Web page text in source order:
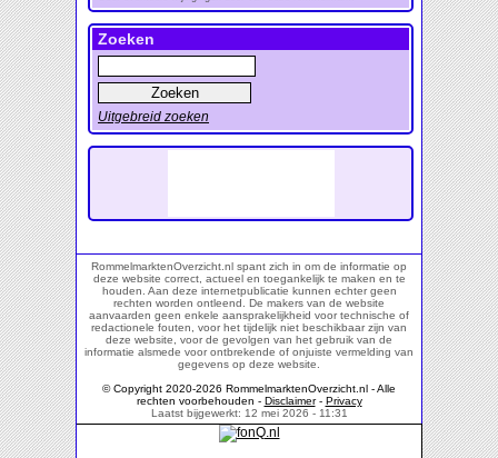
Zoeken
Uitgebreid zoeken
RommelmarktenOverzicht.nl spant zich in om de informatie op
deze website correct, actueel en toegankelijk te maken en te
houden. Aan deze internetpublicatie kunnen echter geen
rechten worden ontleend. De makers van de website
aanvaarden geen enkele aansprakelijkheid voor technische of
redactionele fouten, voor het tijdelijk niet beschikbaar zijn van
deze website, voor de gevolgen van het gebruik van de
informatie alsmede voor ontbrekende of onjuiste vermelding van
gegevens op deze website.
© Copyright 2020-2026 RommelmarktenOverzicht.nl - Alle
rechten voorbehouden - Disclaimer- Privacy
Laatst bijgewerkt: 12 mei 2026 - 11:31